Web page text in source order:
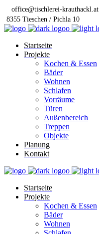
office@tischlerei-krauthackl.at
8355 Tieschen / Pichla 10
Startseite
Projekte
Kochen & Essen
Bäder
Wohnen
Schlafen
Vorräume
Türen
Außenbereich
Treppen
Objekte
Planung
Kontakt
Startseite
Projekte
Kochen & Essen
Bäder
Wohnen